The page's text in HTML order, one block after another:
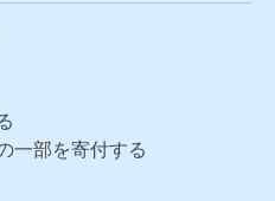
一部を寄付する